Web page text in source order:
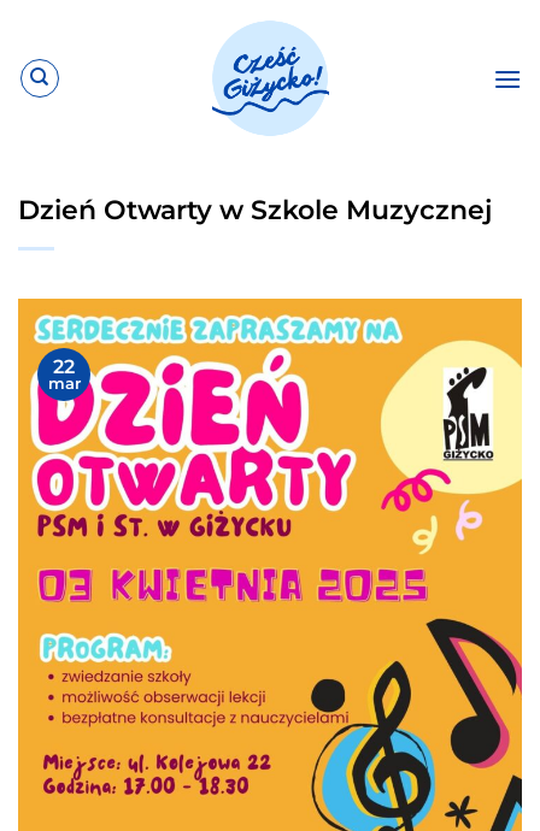
zawartości
Dzień Otwarty w Szkole Muzycznej
22
mar